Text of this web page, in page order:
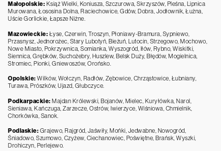
Małopolskie: Książ Wielki, Koniusza, Szczurowa, Skrzyszów, Pleśna, Lipnica
Murowana, Łososina Dolna, Raciechowice, Gdów, Dobra, Jodłownik, Łużna,
Uście Gorlickie, Łapsze Niżne.
Mazowieckie: Łyse, Czerwin, Troszyn, Płoniawy-Bramura, Sypniewo,
Przasnysz, Jednorożec, Stary Lubotyń, Bieżuń, Lutocin, Strzegowo, Mochowo,
Nowe Miasto, Pokrzywnica, Somianka, Wyszogród, Iłów, Rybno, Wiskitki,
Siennica, Grębków, Suchożebry, Huszlew, Belsk Duży, Błędów, Mogielnica,
Stromiec, Pionki, Gniewoszów, Orońsko.
Opolskie: Wilków, Wołczyn, Radłów, Zębowice, Chrząstowice, Łubniany,
Turawa, Prószków, Ujazd, Głubczyce.
Podkarpackie: Majdan Królewski, Bojanów, Mielec, Kuryłówka, Narol,
Sieniawa, Kańczuga, Zarzecze, Ostrów, Iwierzyce, Wiśniowa, Chmielnik,
Chorkówka, Sanok.
Podlaskie: Grajewo, Rajgród, Jaświły, Mońki, Jedwabne, Nowogród,
Śniadowo, Szumowo, Czyżew, Ciechanowiec, Poświętne, Brańsk, Wyszki,
Drohiczyn, Perlejewo.